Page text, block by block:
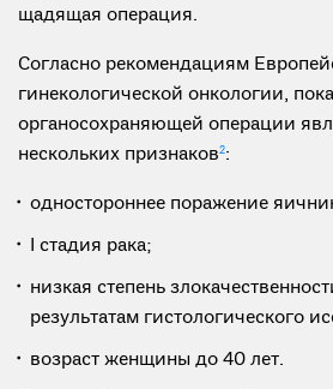
щадящая операция.
Согласно рекомендациям
гинекологической онкологии,
органосохраняющей операции
нескольких признаков2:
одностороннее поражение
I стадия рака;
низкая степень
результатам гистологического
возраст женщины до 40 лет.